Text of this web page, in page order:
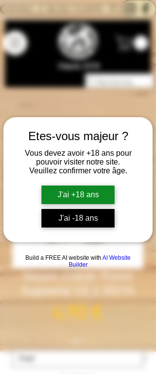
Etes-vous majeur ?
Vous devez avoir +18 ans pour
pouvoir visiter notre site.
Veuillez confirmer votre âge.
J'ai +18 ans
J'ai -18 ans
Build a FREE AI website with AI Website
Builder
Depuis 2014
Steam Crave- Pyrex
Supreme V2.1 RDTA
4,90 €